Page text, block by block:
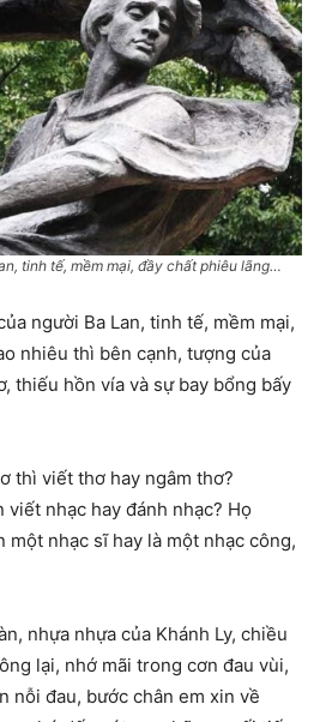
tinh tế, mềm mại, đầy chất phiêu lãng…
người Ba Lan, tinh tế, mềm mại,
nhiêu thì bên cạnh, tượng của
thiếu hồn vía và sự bay bổng bấy
thì viết thơ hay ngâm thơ?
nhạc hay đánh nhạc? Họ
một nhạc sĩ hay là một nhạc công,
nhựa nhựa của Khánh Ly, chiều
lại, nhớ mãi trong cơn đau vùi,
nỗi đau, bước chân em xin về